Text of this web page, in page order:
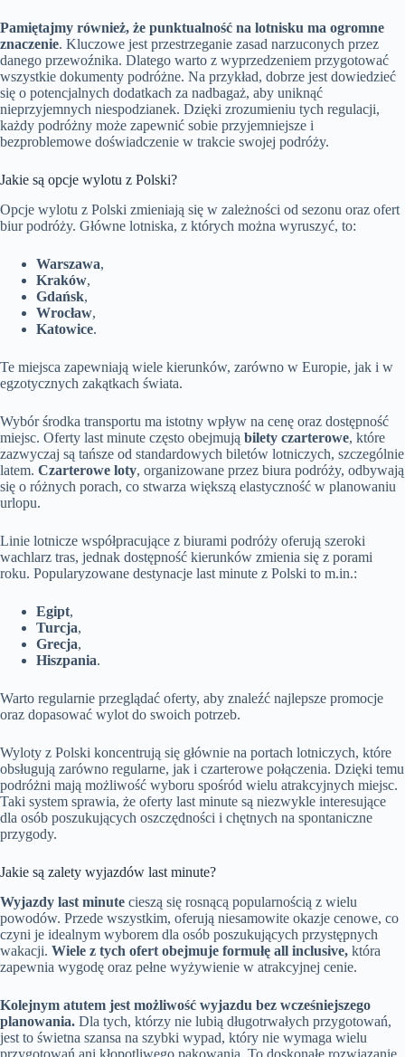
Pamiętajmy również, że punktualność na lotnisku ma ogromne
znaczenie. Kluczowe jest przestrzeganie zasad narzuconych przez
danego przewoźnika. Dlatego warto z wyprzedzeniem przygotować
wszystkie dokumenty podróżne. Na przykład, dobrze jest dowiedzieć
się o potencjalnych dodatkach za nadbagaż, aby uniknąć
nieprzyjemnych niespodzianek. Dzięki zrozumieniu tych regulacji,
każdy podróżny może zapewnić sobie przyjemniejsze i
bezproblemowe doświadczenie w trakcie swojej podróży.
Jakie są opcje wylotu z Polski?
Opcje wylotu z Polski zmieniają się w zależności od sezonu oraz ofert
biur podróży. Główne lotniska, z których można wyruszyć, to:
Warszawa,
Kraków,
Gdańsk,
Wrocław,
Katowice.
Te miejsca zapewniają wiele kierunków, zarówno w Europie, jak i w
egzotycznych zakątkach świata.
Wybór środka transportu ma istotny wpływ na cenę oraz dostępność
miejsc. Oferty last minute często obejmują bilety czarterowe, które
zazwyczaj są tańsze od standardowych biletów lotniczych, szczególnie
latem. Czarterowe loty, organizowane przez biura podróży, odbywają
się o różnych porach, co stwarza większą elastyczność w planowaniu
urlopu.
Linie lotnicze współpracujące z biurami podróży oferują szeroki
wachlarz tras, jednak dostępność kierunków zmienia się z porami
roku. Popularyzowane destynacje last minute z Polski to m.in.:
Egipt,
Turcja,
Grecja,
Hiszpania.
Warto regularnie przeglądać oferty, aby znaleźć najlepsze promocje
oraz dopasować wylot do swoich potrzeb.
Wyloty z Polski koncentrują się głównie na portach lotniczych, które
obsługują zarówno regularne, jak i czarterowe połączenia. Dzięki temu
podróżni mają możliwość wyboru spośród wielu atrakcyjnych miejsc.
Taki system sprawia, że oferty last minute są niezwykle interesujące
dla osób poszukujących oszczędności i chętnych na spontaniczne
przygody.
Jakie są zalety wyjazdów last minute?
Wyjazdy last minute cieszą się rosnącą popularnością z wielu
powodów. Przede wszystkim, oferują niesamowite okazje cenowe, co
czyni je idealnym wyborem dla osób poszukujących przystępnych
wakacji. Wiele z tych ofert obejmuje formułę all inclusive, która
zapewnia wygodę oraz pełne wyżywienie w atrakcyjnej cenie.
Kolejnym atutem jest możliwość wyjazdu bez wcześniejszego
planowania. Dla tych, którzy nie lubią długotrwałych przygotowań,
jest to świetna szansa na szybki wypad, który nie wymaga wielu
przygotowań ani kłopotliwego pakowania. To doskonałe rozwiązanie